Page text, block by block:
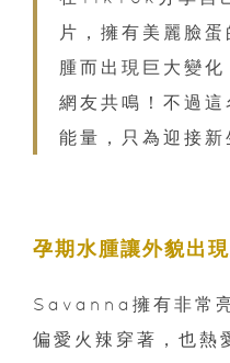
片，擁有美麗臉
腫而出現巨大變
網友共鳴！不過
能量，只為迎接新
孕期水腫讓外貌出
Savanna擁有非常
偏愛火辣穿著，也熱